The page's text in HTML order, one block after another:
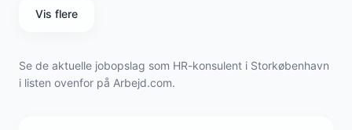
Vis flere
Se de aktuelle jobopslag som HR-konsulent i Storkøbenhavn
i listen ovenfor på Arbejd.com.